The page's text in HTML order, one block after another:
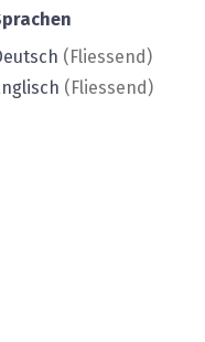
(Fliessend)
(Fliessend)